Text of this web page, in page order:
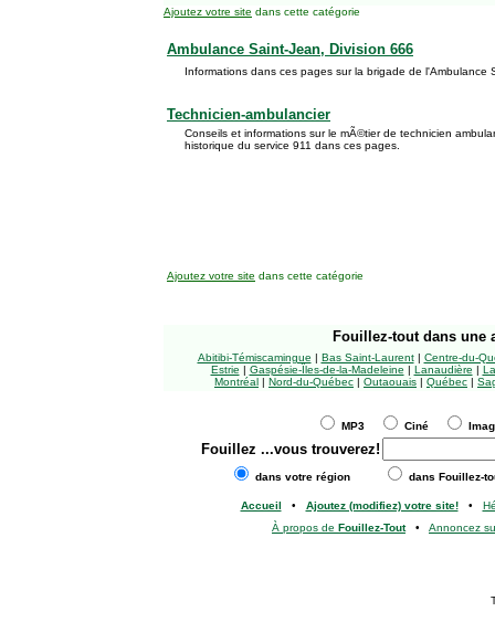
Ajoutez votre site dans cette catégorie
Ambulance Saint-Jean, Division 666
Informations dans ces pages sur la brigade de l'Ambulance
Technicien-ambulancier
Conseils et informations sur le mÃ©tier de technicien
historique du service 911 dans ces pages.
Ajoutez votre site dans cette catégorie
Fouillez-tout dans une
Abitibi-Témiscamingue | Bas Saint-Laurent| Centre-du-
Estrie | Gaspésie-Îles-de-la-Madeleine | Lanaudière |
Montréal | Nord-du-Québec | Outaouais | Québec |
MP3 Ciné
Fouillez ...vous trouverez!
dans votre région dans Fouillez-
Accueil • Ajoutez (modifiez) votre site!•
À propos de Fouillez-Tout• Annoncez